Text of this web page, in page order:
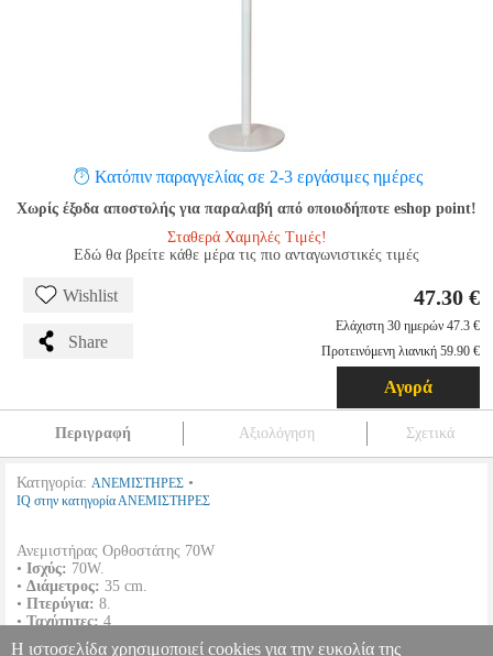
Κατόπιν παραγγελίας σε 2-3 εργάσιμες ημέρες
Χωρίς έξοδα αποστολής για παραλαβή από οποιοδήποτε eshop point!
Σταθερά Χαμηλές Τιμές!
Εδώ θα βρείτε κάθε μέρα τις πιο ανταγωνιστικές τιμές
Wishlist
Share
47.30 €
Ελάχιστη 30 ημερών 47.3 €
Προτεινόμενη λιανική 59.90 €
Αγορά
Περιγραφή Αξιολόγηση Σχετικά
Κατηγορία: ΑΝΕΜΙΣΤΗΡΕΣ •
IQ στην κατηγορία ΑΝΕΜΙΣΤΗΡΕΣ
Ανεμιστήρας Ορθοστάτης 70W
• Ισχύς: 70W.
• Διάμετρος: 35 cm.
• Πτερύγια: 8.
•Ταχύτητες:4.
•
Χρώμα: Λευκό.
Η ιστοσελίδα χρησιμοποιεί cookies για την ευκολία της